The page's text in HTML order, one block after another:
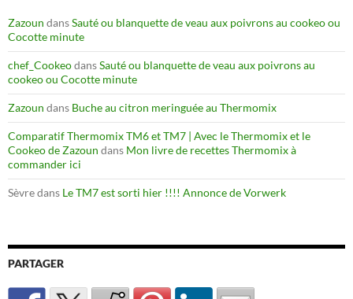
Zazoun dansSauté ou blanquette de veau aux poivrons au cookeo ou
Cocotte minute
chef_CookeodansSauté ou blanquette de veau aux poivrons au
cookeo ou Cocotte minute
Zazoun dans Buche au citron meringuée au Thermomix
Comparatif Thermomix TM6 et TM7 | Avec le Thermomix et le
Cookeo de Zazoun dans Mon livre de recettes Thermomix à
commander ici
Sèvredans Le TM7 est sorti hier !!!! Annonce de Vorwerk
PARTAGER